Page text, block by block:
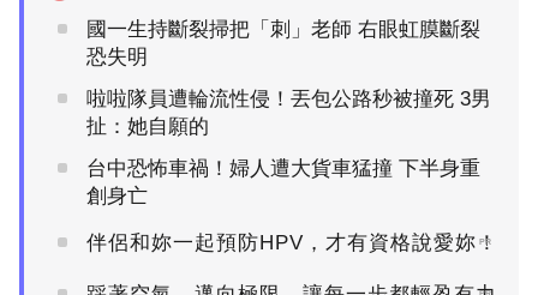
國一生持斷裂掃把「刺」老師 右眼虹膜斷裂
恐失明
啦啦隊員遭輪流性侵！丟包公路秒被撞死 3男
扯：她自願的
台中恐怖車禍！婦人遭大貨車猛撞 下半身重
創身亡
伴侶和妳一起預防HPV，才有資格說愛妳！
PR
PR